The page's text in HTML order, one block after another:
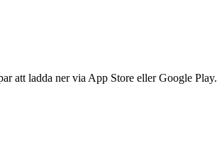
att ladda ner via App Store eller Google Play.